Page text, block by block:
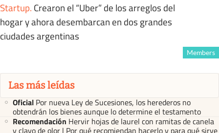
Startup. Crearon el “Uber” de los arreglos del
hogar y ahora desembarcan en dos grandes
ciudades argentinas
Members
Las más leídas
Oficial Por nueva Ley de Sucesiones, los herederos no
obtendrán los bienes aunque lo determine el testamento
Recomendación Hervir hojas de laurel con ramitas de canela
y clavo de olor | Por qué recomiendan hacerlo y para qué sirve